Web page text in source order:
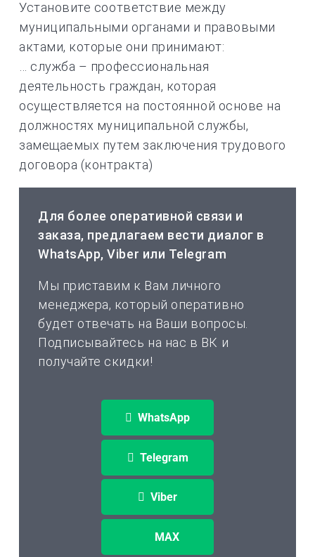
Установите соответствие между
муниципальными органами и правовыми
актами, которые они принимают:
… служба – профессиональная
деятельность граждан, которая
осуществляется на постоянной основе на
должностях муниципальной службы,
замещаемых путем заключения трудового
договора (контракта)
Для более оперативной связи и
заказа, предлагаем вести диалог в
WhatsApp, Viber или Telegram
Мы приставим к Вам личного
менеджера, который оперативно
будет отвечать на Ваши вопросы.
Подписывайтесь на нас в ВК и
получайте скидки!
WhatsApp
Telegram
Viber
MAX